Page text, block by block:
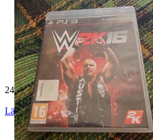
24 481 omdömen
Läs omdömen Följ